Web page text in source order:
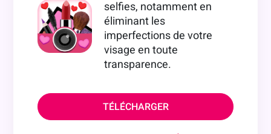
selfies, notamment en
éliminant les
imperfections de votre
visage en toute
transparence.
TÉLÉCHARGER